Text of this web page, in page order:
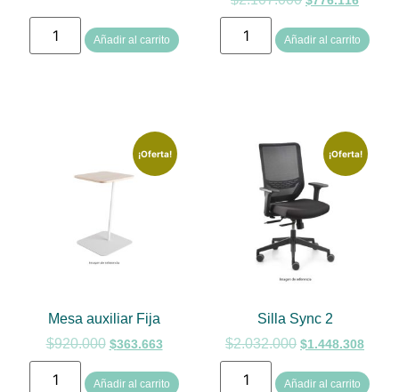
Añadir al carrito Añadir al carrito
¡Oferta!
Mesa auxiliar Fija
$920.000 $363.663
Añadir al carrito
¡Oferta!
Silla Sync 2
$2.032.000 $1.448.308
Añadir al carrito